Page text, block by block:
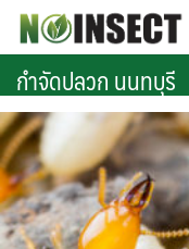
Skip
content
กําจัดปลวก นนทบุรี